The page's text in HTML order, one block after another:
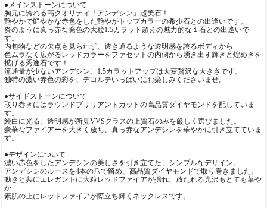
●メインストーンについて
胸元に誇れる高クオリティ「アンデシン」超美石！
艶やかで鮮やかな赤色をした艶やかトップカラーの希少石との出逢いです。
炎のように真っ赤な発色の大粒1.5カラット超えの魅力的な１石との出逢いで
す。
内包物などの欠点も見られず、透き通るような透明感を誇るボディから
色ムラなく広がるレッドカラーをファセットの内側から湧き出す輝きと煌めきを
拡げる秀逸石です！
流通量が少ないアンデシン、1.5カラットアップは大変贅沢な大きさです。
独特の濃い赤色の彩を、デコルテいっぱいにお楽しみくださいませ。
●サイドストーンについて
取り巻きにはラウンドブリリアントカットの高品質ダイヤモンドを配していま
す。
純白に光る、透明感が所見VVSクラスの上質石のみを厳しく選びました。
豪華なファイアーを大きく放ち、真っ赤なアンデシンを華やかに引き立てていま
す。
●デザインについて
濃い赤色をしたアンデシンの美しさを引き立てた、シンプルなデザイン。
アンデシンのルースを4本の爪で留め、高品質ダイヤモンドで取り巻きました。
動きと共にエレガントに大粒レッドファイアが揺れ、放たれる光沢もとても華や
か
素肌の上にレッドファイアが際立ち輝くネックレスです。